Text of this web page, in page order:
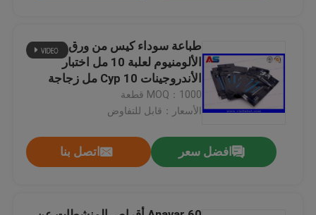
طباعة سوداء كيس من ورق
الألومنيوم لعلبة 10 مل اختبار
الأندروجينات Cyp 10 مل زجاجة
MOQ：1000 قطعة
الأسعار：قابل للتفاوض
افضل سعر اتصل بنا